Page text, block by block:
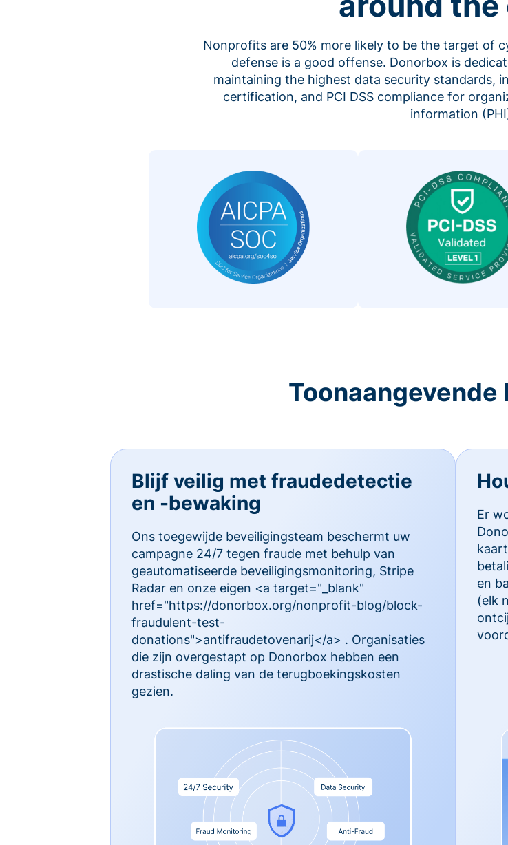
Nonprofits are 50% more likely to be the target of
defense is a good offense. Donorbox is
maintaining the highest data security standards,
certification, and PCI DSS compliance for
information
Blijf veilig met fraudedetectie
en -bewaking
Ons toegewijde beveiligingsteam beschermt uw
campagne 24/7 tegen fraude met behulp van
geautomatiseerde beveiligingsmonitoring, Stripe
Radar en onze eigen <a target="_blank"
href="https://donorbox.org/nonprofit-blog/block-
fraudulent-test-
donations">antifraudetovenarij</a> . Organisaties
die zijn overgestapt op Donorbox hebben een
drastische daling van de terugboekingskosten
gezien.
Er
en
(elk